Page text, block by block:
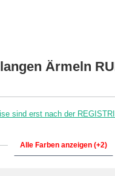
Ärmeln
sind erst nach der
Alle Farben anzeigen (+2)